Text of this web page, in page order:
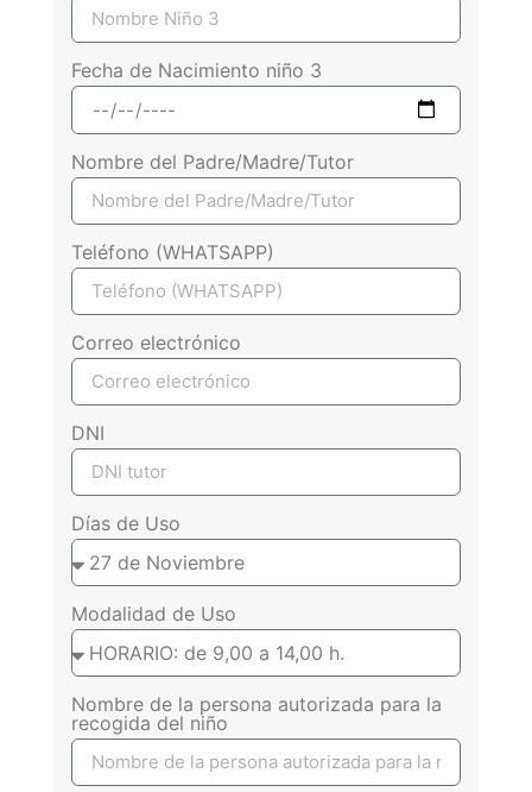
Fecha de Nacimiento niño 3
Nombre del Padre/Madre/Tutor
Teléfono (WHATSAPP)
Correo electrónico
DNI
Días de Uso
Modalidad de Uso
Nombre de la persona autorizada para la
recogida del niño